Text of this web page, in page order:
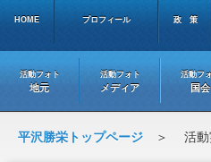
HOME プロフィール 政 策
活動フォト
地元
活動フォト
メディア
活動フ
国会
平沢勝栄トップページ ＞ 活動